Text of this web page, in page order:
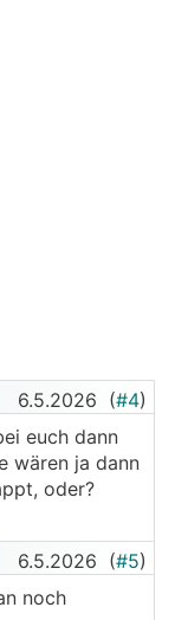
6.5.2026 (#4)
euch dann
wären ja dann
oder?
6.5.2026 (#5)
noch